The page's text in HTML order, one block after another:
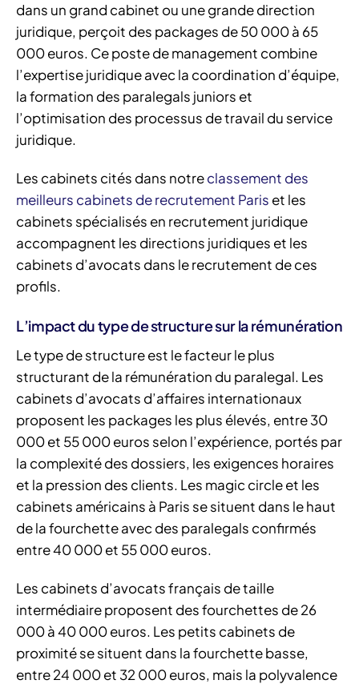
dans un grand cabinet ou une grande direction
juridique, perçoit des packages de 50 000 à 65
000 euros. Ce poste de management combine
l’expertise juridique avec la coordination d’équipe,
la formation des paralegals juniors et
l’optimisation des processus de travail du service
juridique.
Les cabinets cités dans notreclassement des
meilleurs cabinets de recrutement Paris et les
cabinets spécialisés en recrutement juridique
accompagnent les directions juridiques et les
cabinets d’avocats dans le recrutement de ces
profils.
L’impact du type de structure sur la rémunération
Le type de structure est le facteur le plus
structurant de la rémunération du paralegal. Les
cabinets d’avocats d’affaires internationaux
proposent les packages les plus élevés, entre 30
000 et 55 000 euros selon l’expérience, portés par
la complexité des dossiers, les exigences horaires
et la pression des clients. Les magic circle et les
cabinets américains à Paris se situent dans le haut
de la fourchette avec des paralegals confirmés
entre 40 000 et 55 000 euros.
Les cabinets d’avocats français de taille
intermédiaire proposent des fourchettes de 26
000 à 40 000 euros. Les petits cabinets de
proximité se situent dans la fourchette basse,
entre 24 000 et 32 000 euros, mais la polyvalence